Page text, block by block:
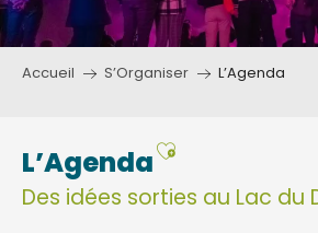
Accueil S’Organiser L’Agenda
L’AgendaAjouter aux
Des idées sorties au Lac du